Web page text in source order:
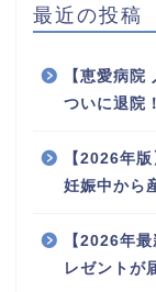
最近の投稿
【恵愛病
ついに退院！
【2026年
妊娠中から
【2026年
レゼントが